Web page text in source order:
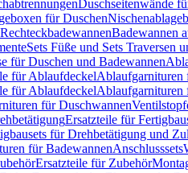
Duschseitenwände
für Duschen
Badewannen
Sets Füße und Sets Traversen
für Duschen und Badewannen
für AblaufdeckelAblaufgarnituren
für AblaufdeckelAblaufgarnituren
für Duschwannen
Ersatzteile für
für Drehbetätigung und
für BadewannenAnschlusssets
Ersatzteile für Zubehör